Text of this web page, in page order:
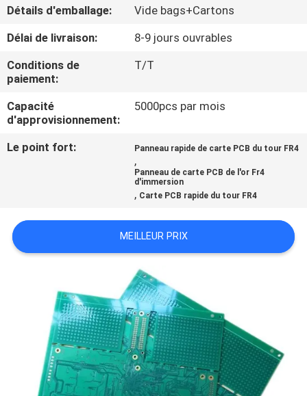
VISITE
DE
L'USINE
CONTRÔLE
DE
LA
NOUS
CONTACTER
PLAN
Détails d'emballage:
Vide bags+Cartons
Délai de livraison:
8-9 jours ouvrables
Conditions de
paiement:
T/T
Capacité
d'approvisionnement:
5000pcs par mois
Le point fort: Panneau rapide de carte PCB du tour FR4
,
Panneau de carte PCB de l'or Fr4
d'immersion
, Carte PCB rapide du tour FR4
MEILLEUR PRIX